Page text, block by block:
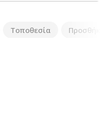
Τοποθεσία Προσθήκη